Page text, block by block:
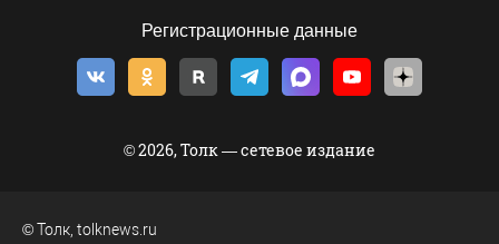
Регистрационные данные
© 2026, Толк — сетевое издание
©Толк tolknews.ru